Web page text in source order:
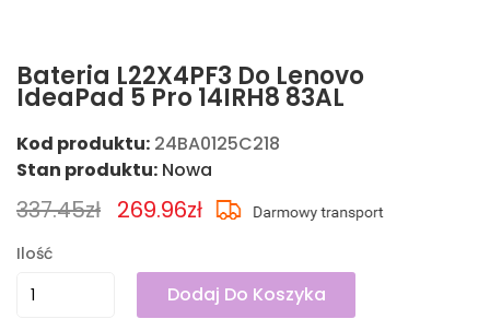
Bateria L22X4PF3 Do Lenovo
IdeaPad 5 Pro 14IRH8 83AL
Kod produktu: 24BA0125C218
Stan produktu: Nowa
337.45zł 269.96zł
Ilość
Dodaj Do Koszyka